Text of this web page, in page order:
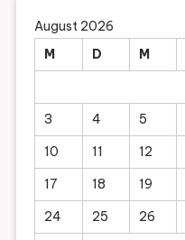
August 2026
M
D M
3
4 5
10
11 12
17
18 19
24
25 26